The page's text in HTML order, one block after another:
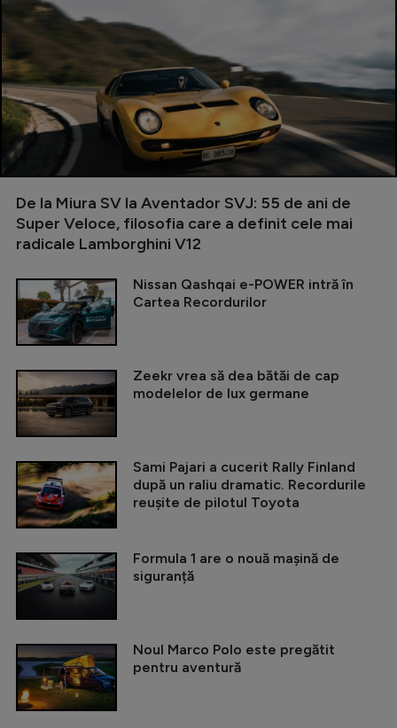
De la Miura SV la Aventador SVJ: 55 de ani de
Super Veloce, filosofia care a definit cele mai
radicale Lamborghini V12
Nissan Qashqai e-POWER intră în
Cartea Recordurilor
Zeekr vrea să dea bătăi de cap
modelelor de lux germane
Sami Pajari a cucerit Rally Finland
după un raliu dramatic. Recordurile
reușite de pilotul Toyota
Formula 1 are o nouă mașină de
siguranță
Noul Marco Polo este pregătit
pentru aventură